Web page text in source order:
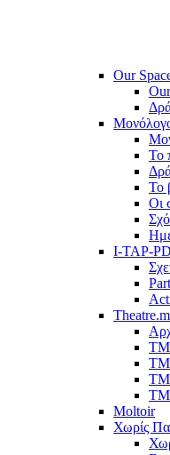
Our
Το
Το
Οι
I-TAP-PD
Moltoir
Χωρίς